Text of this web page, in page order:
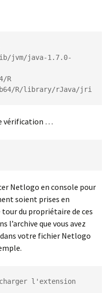
lib/jvm/java-1.7.0-
R
R/library/rJava/jri
vérification …
Netlogo en console pour
soient prises en
du propriétaire de ces
l’archive que vous avez
votre fichier Netlogo
l'extension